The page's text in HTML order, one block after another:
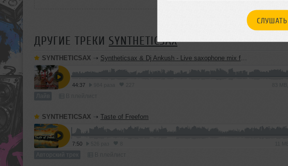
СЛУШАТЬ
ДРУГИЕ ТРЕКИ SYNTHETICSAX
SYNTHETICSAX ➝ Syntheticsax & Dj Ankush - Live saxophone mix from Bastian Riviera (GOA 2026)
44:37
Лайв
SYNTHETICSAX ➝ Taste of Freefom
7:50
Авторский трек